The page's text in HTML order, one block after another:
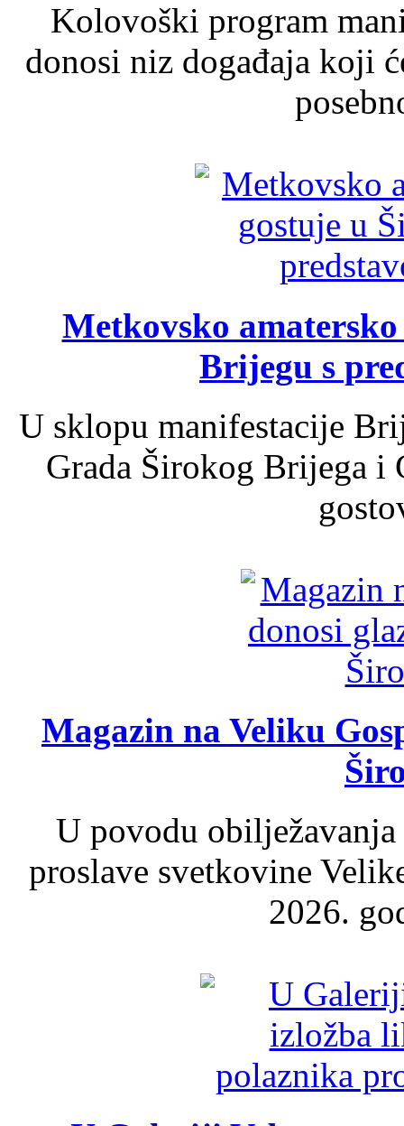
Kolovoški program
donosi niz događaja koji
Metkovsko
Brijegu s
U sklopu manifestacije
Grada Širokog Brijega
Magazin na Veliku
U povodu
proslave svetkovine
2026.